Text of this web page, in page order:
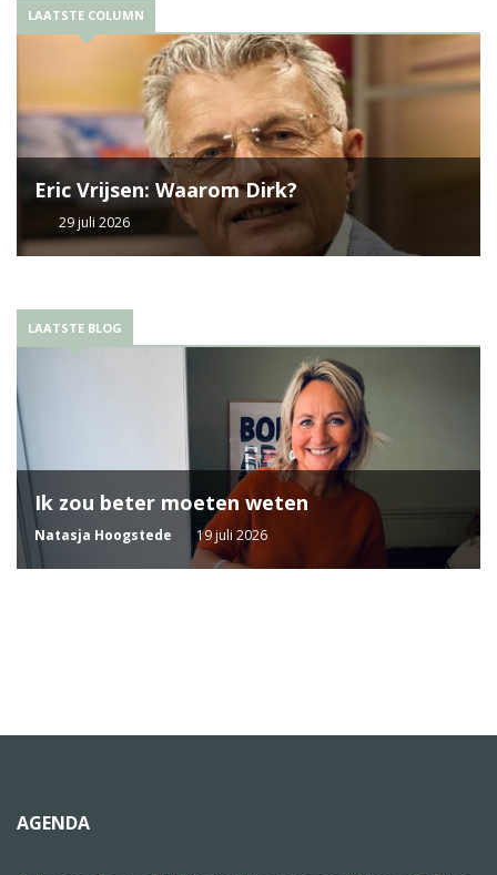
LAATSTE COLUMN
Eric Vrijsen: Waarom Dirk?
29 juli 2026
LAATSTE BLOG
Ik zou beter moeten weten
Natasja Hoogstede 19 juli 2026
AGENDA